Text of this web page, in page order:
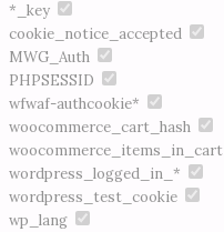
*_key
cookie_notice_accepted
MWG_Auth
PHPSESSID
wfwaf-authcookie*
woocommerce_cart_hash
woocommerce_items_in_cart
wordpress_logged_in_*
wordpress_test_cookie
wp_lang